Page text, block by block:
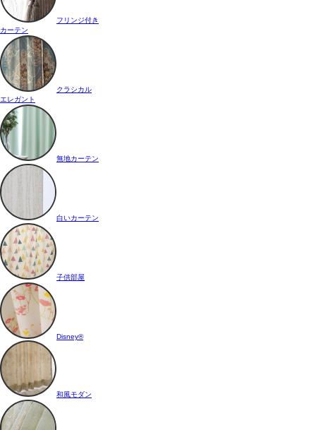
フリンジ付き
カーテン
クラシカル
エレガント
無地カーテン
白いカーテン
子供部屋
Disney®
和風モダン